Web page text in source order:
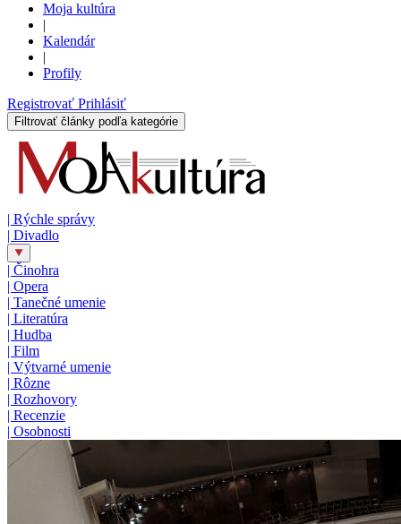
Moja kultúra
|
Kalendár
|
Profily
Registrovať Prihlásiť
Filtrovať články podľa kategórie
| Rýchle správy
| Divadlo
| Činohra
| Opera
| Tanečné umenie
| Literatúra
| Hudba
| Film
| Výtvarné umenie
| Rôzne
| Rozhovory
| Recenzie
| Osobnosti